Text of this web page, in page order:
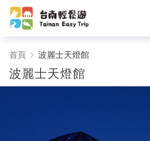
波
麗
首頁 波麗士天燈館
波麗士天燈館